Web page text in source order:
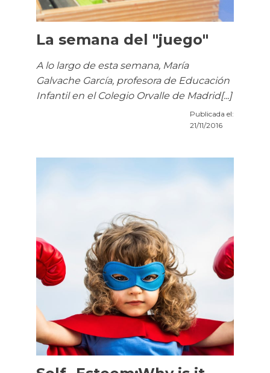
La semana del "juego"
A lo largo de esta semana, María
Galvache García, profesora de Educación
Infantil en el Colegio Orvalle de Madrid[...]
Publicada el:
21/11/2016